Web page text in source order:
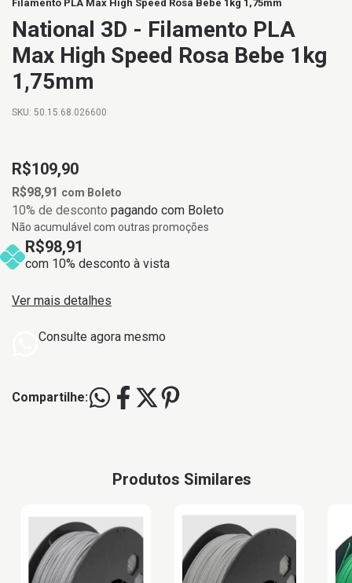
Filamento PLA Max High Speed Rosa Bebe 1kg 1,75mm
National 3D - Filamento PLA
Max High Speed Rosa Bebe 1kg
1,75mm
SKU: 50.15.68.026600
R$109,90
R$98,91 com Boleto
10% de desconto pagando com Boleto
Não acumulável com outras promoções
R$98,91
com 10% desconto à vista
Ver mais detalhes
Consulte agora mesmo
Compartilhe:
Produtos Similares